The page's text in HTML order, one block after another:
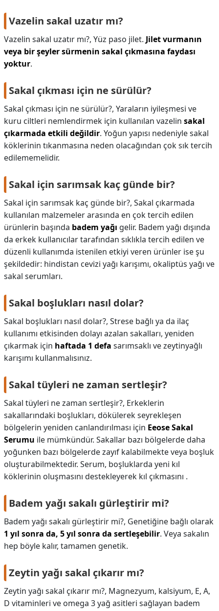
Vazelin sakal uzatır mı?
Vazelin sakal uzatır mı?, Yüz paso jilet. Jilet vurmanın
veya bir şeyler sürmenin sakal çıkmasına faydası
yoktur.
Sakal çıkması için ne sürülür?
Sakal çıkması için ne sürülür?, Yaraların iyileşmesi ve
kuru ciltleri nemlendirmek için kullanılan vazelin sakal
çıkarmada etkili değildir. Yoğun yapısı nedeniyle sakal
köklerinin tıkanmasına neden olacağından çok sık tercih
edilememelidir.
Sakal için sarımsak kaç günde bir?
Sakal için sarımsak kaç günde bir?, Sakal çıkarmada
kullanılan malzemeler arasında en çok tercih edilen
ürünlerin başında badem yağı gelir. Badem yağı dışında
da erkek kullanıcılar tarafından sıklıkla tercih edilen ve
düzenli kullanımda istenilen etkiyi veren ürünler ise şu
şekildedir: hindistan cevizi yağı karışımı, okaliptüs yağı ve
sakal serumları.
Sakal boşlukları nasıl dolar?
Sakal boşlukları nasıl dolar?, Strese bağlı ya da ilaç
kullanımı etkisinden dolayı azalan sakalları, yeniden
çıkarmak için haftada 1 defa sarımsaklı ve zeytinyağlı
karışımı kullanmalısınız.
Sakal tüyleri ne zaman sertleşir?
Sakal tüyleri ne zaman sertleşir?, Erkeklerin
sakallarındaki boşlukları, dökülerek seyrekleşen
bölgelerin yeniden canlandırılması için Eeose Sakal
Serumu ile mümkündür. Sakallar bazı bölgelerde daha
yoğunken bazı bölgelerde zayıf kalabilmekte veya boşluk
oluşturabilmektedir. Serum, boşluklarda yeni kıl
köklerinin oluşmasını destekleyerek kıl çıkmasını .
Badem yağı sakalı gürleştirir mi?
Badem yağı sakalı gürleştirir mi?, Genetiğine bağlı olarak
1 yıl sonra da, 5 yıl sonra da sertleşebilir. Veya sakalın
hep böyle kalır, tamamen genetik.
Zeytin yağı sakal çıkarır mı?
Zeytin yağı sakal çıkarır mı?, Magnezyum, kalsiyum, E, A,
D vitaminleri ve omega 3 yağ asitleri sağlayan badem